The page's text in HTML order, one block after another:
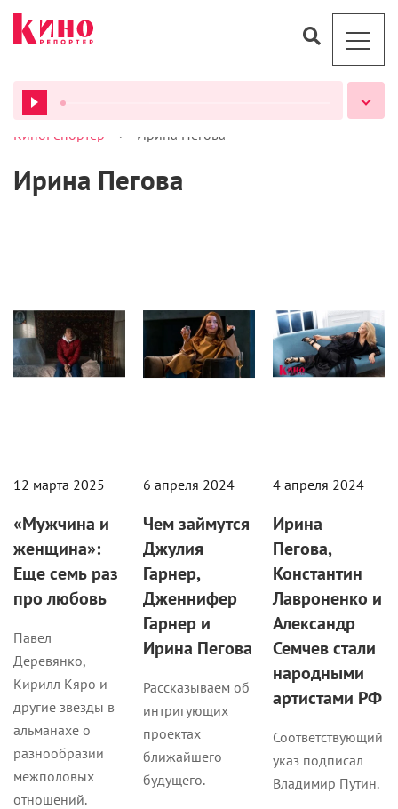
ВСЕ ПОДКАСТЫ
КиноРепортер > Ирина Пегова
Ирина Пегова
12 марта 2025
«Мужчина и
женщина»:
Еще семь раз
про любовь
Павел
Деревянко,
Кирилл Кяро и
другие звезды в
альманахе о
разнообразии
межполовых
отношений.
6 апреля 2024
Чем займутся
Джулия
Гарнер,
Дженнифер
Гарнер и
Ирина Пегова
Рассказываем об
интригующих
проектах
ближайшего
будущего.
4 апреля 2024
Ирина
Пегова,
Константин
Лавроненко и
Александр
Семчев стали
народными
артистами РФ
Соответствующий
указ подписал
Владимир Путин.